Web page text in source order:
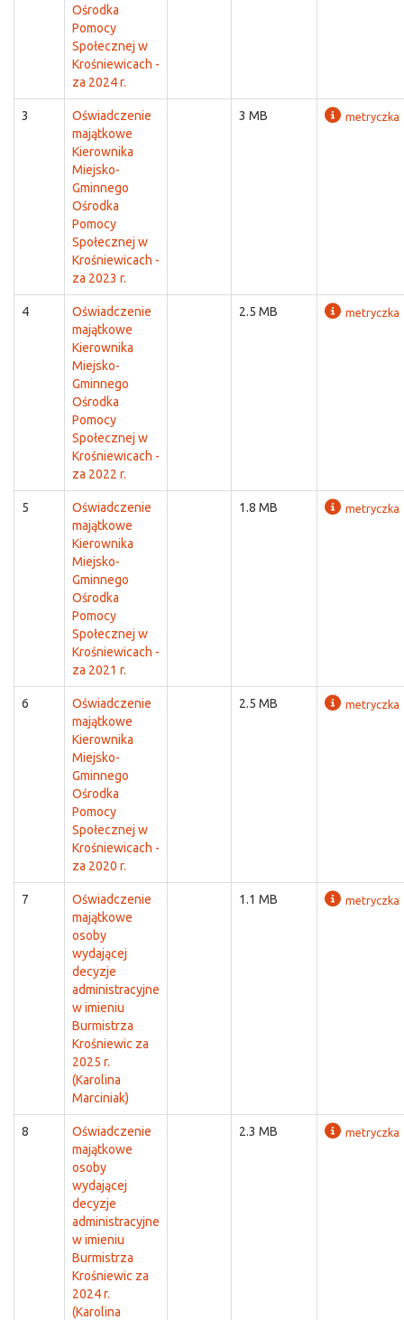
Ośrodka
Pomocy
Społecznej w
Krośniewicach -
za 2024 r.
3
Oświadczenie
majątkowe
Kierownika
Miejsko-
Gminnego
Ośrodka
Pomocy
Społecznej w
Krośniewicach -
za 2023 r.
3 MB metryczka
4
Oświadczenie
majątkowe
Kierownika
Miejsko-
Gminnego
Ośrodka
Pomocy
Społecznej w
Krośniewicach -
za 2022 r.
2.5 MB metryczka
5
Oświadczenie
majątkowe
Kierownika
Miejsko-
Gminnego
Ośrodka
Pomocy
Społecznej w
Krośniewicach -
za 2021 r.
1.8 MB metryczka
6
Oświadczenie
majątkowe
Kierownika
Miejsko-
Gminnego
Ośrodka
Pomocy
Społecznej w
Krośniewicach -
za 2020 r.
2.5 MB metryczka
7
Oświadczenie
majątkowe
osoby
wydającej
decyzje
administracyjne
w imieniu
Burmistrza
Krośniewic za
2025 r.
(Karolina
Marciniak)
1.1 MB metryczka
8
Oświadczenie
majątkowe
osoby
wydającej
decyzje
administracyjne
w imieniu
Burmistrza
Krośniewic za
2024 r.
(Karolina
2.3 MB metryczka